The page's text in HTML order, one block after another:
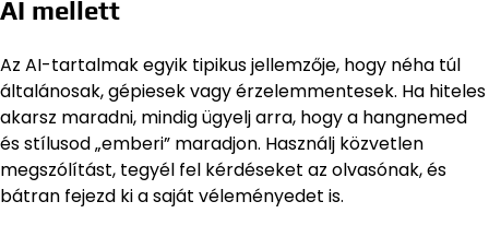
AI mellett
Az AI-tartalmak egyik tipikus jellemzője, hogy néha túl
általánosak, gépiesek vagy érzelemmentesek. Ha hiteles
akarsz maradni, mindig ügyelj arra, hogy a hangnemed
és stílusod „emberi” maradjon. Használj közvetlen
megszólítást, tegyél fel kérdéseket az olvasónak, és
bátran fejezd ki a saját véleményedet is.